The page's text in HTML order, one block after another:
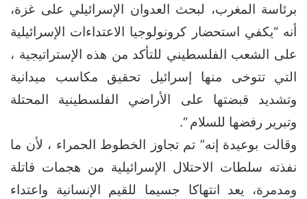
برئاسة المغرب، لبحث العدوان الإسرائيلي على غزة،
أنه “يكفي استحضار كرونولوجيا الاعتداءات الإسرائيلية
على الشعب الفلسطيني للتأكد من هذه الإستراتيجية ،
التي تتوخى منها إسرائيل تحقيق مكاسب ميدانية
وتشديد قبضتها على الأراضي الفلسطينية المحتلة
وتبرير رفضها للسلام “.
وقالت بوعيدة إنه” تم تجاوز الخطوط الحمراء ، لأن ما
نفذته سلطات الاحتلال الإسرائيلية من هجمات قاتلة
ومدمرة، يعد انتهاكا جسيما للقيم الإنسانية واعتداء